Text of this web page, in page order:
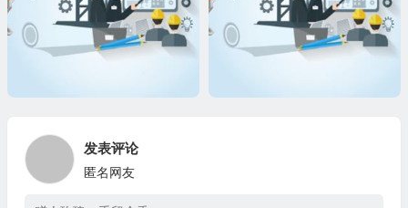
发表评论
匿名网友